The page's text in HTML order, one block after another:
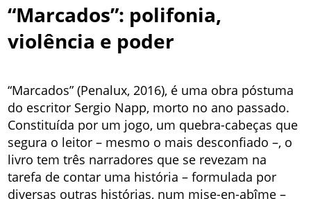
“Marcados”: polifonia,
violência e poder
“Marcados” (Penalux, 2016), é uma obra póstuma
do escritor Sergio Napp, morto no ano passado.
Constituída por um jogo, um quebra-cabeças que
segura o leitor – mesmo o mais desconfiado –, o
livro tem três narradores que se revezam na
tarefa de contar uma história – formulada por
diversas outras histórias, num mise-en-abîme –